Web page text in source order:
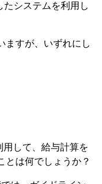
たシステムを利用し
ますが、いずれにし
して、給与計算を
とは何でしょうか？